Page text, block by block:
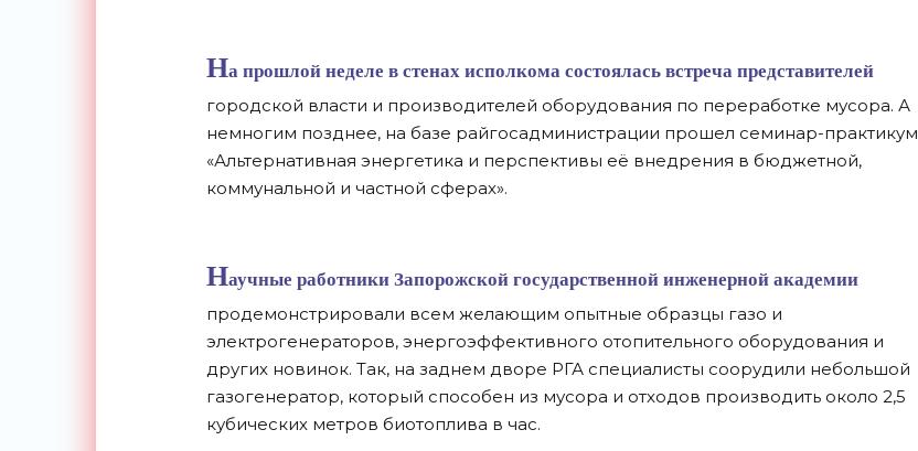
На прошлой неделе в стенах исполкома состоялась встреча представителей
городской власти и производителей оборудования по переработке мусора. А
немногим позднее, на базе райгосадминистрации прошел семинар-практикум
«Альтернативная энергетика и перспективы её внедрения в бюджетной,
коммунальной и частной сферах».
Научные работники Запорожской государственной инженерной академии
продемонстрировали всем желающим опытные образцы газо и
электрогенераторов, энергоэффективного отопительного оборудования и
других новинок. Так, на заднем дворе РГА специалисты соорудили небольшой
газогенератор, который способен из мусора и отходов производить около 2,5
кубических метров биотоплива в час.